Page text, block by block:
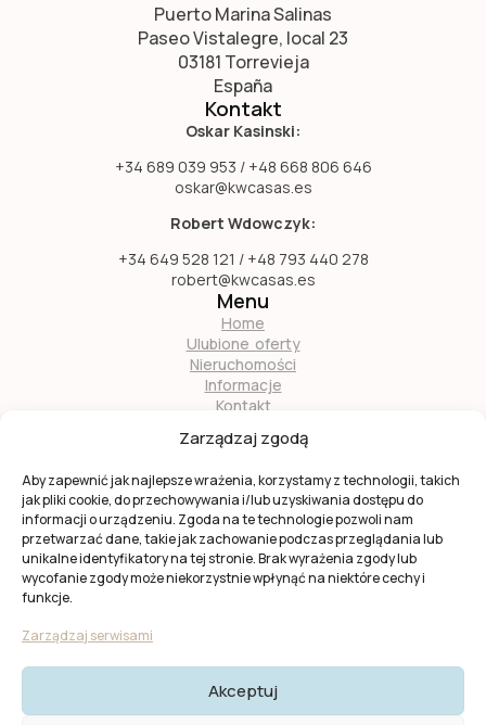
Zarządzaj zgodą
Aby zapewnić jak najlepsze wrażenia, korzystamy z technologii, takich
jak pliki cookie, do przechowywania i/lub uzyskiwania dostępu do
informacji o urządzeniu. Zgoda na te technologie pozwoli nam
przetwarzać dane, takie jak zachowanie podczas przeglądania lub
unikalne identyfikatory na tej stronie. Brak wyrażenia zgody lub
wycofanie zgody może niekorzystnie wpłynąć na niektóre cechy i
funkcje.
Zarządzaj serwisami
Akceptuj
Puerto Marina Salinas
Paseo Vistalegre, local 23
03181 Torrevieja
España
Kontakt
Oskar Kasinski:
+34 689 039 953 / +48 668 806 646
oskar@kwcasas.es
Robert Wdowczyk:
+34 649 528 121 / +48 793 440 278
robert@kwcasas.es
Menu
Home
Ulubione oferty
Nieruchomości
Informacje
Kontakt
Zostań naszym partnerem
Ta strona jest chroniona przez